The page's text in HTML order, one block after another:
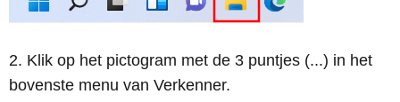
Klik op het pictogram met de 3 puntjes (...) in het
bovenste menu van Verkenner.